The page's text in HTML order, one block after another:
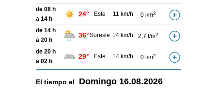
de 08 h
a 14 h
24° Este 11 km/h 0 l/m2
de 14 h
a 20 h
36°Sureste 14 km/h 2,7 l/m2
de 20 h
a 02 h
29° Este 14 km/h 0 l/m2
El tiempo el Domingo 16.08.2026